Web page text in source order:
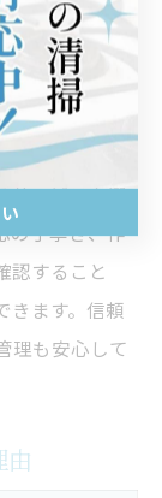
や来客時の印
手によるク
の口コミや
サービスを選
の丁寧さ、作
認すること
きます。信頼
理も安心して